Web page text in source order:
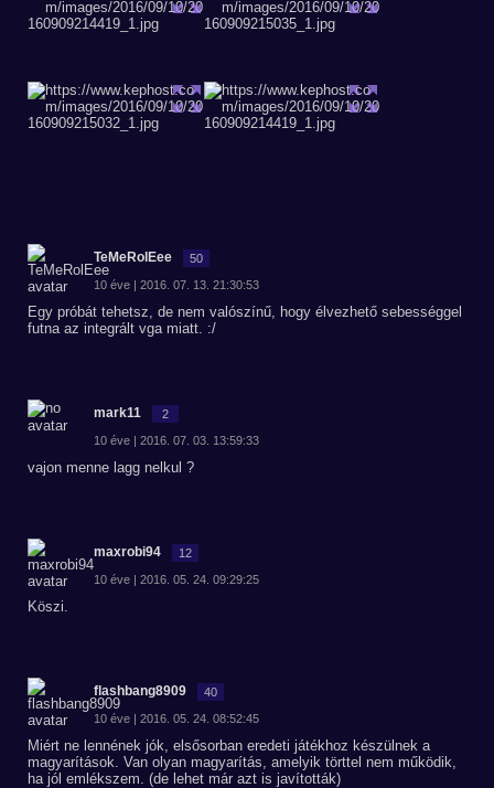
TeMeRolEee 50
10 éve | 2016. 07. 13. 21:30:53
Egy próbát tehetsz, de nem valószínű, hogy élvezhető sebességgel
futna az integrált vga miatt. :/
mark11 2
10 éve | 2016. 07. 03. 13:59:33
vajon menne lagg nelkul ?
maxrobi94 12
10 éve | 2016. 05. 24. 09:29:25
Köszi.
flashbang8909 40
10 éve | 2016. 05. 24. 08:52:45
Miért ne lennének jók, elsősorban eredeti játékhoz készülnek a
magyarítások. Van olyan magyarítás, amelyik törttel nem működik,
ha jól emlékszem. (de lehet már azt is javították)